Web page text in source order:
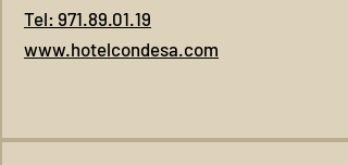
Tel: 971.89.01.19
www.hotelcondesa.com